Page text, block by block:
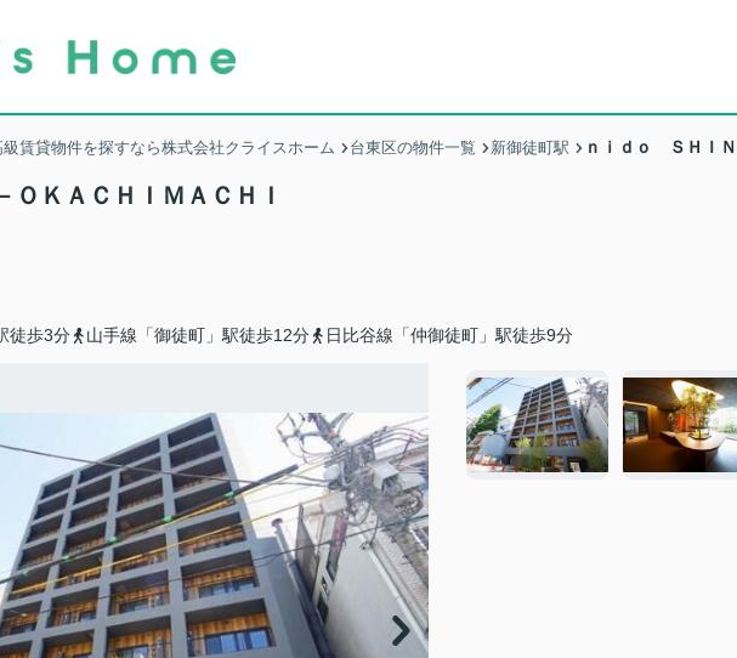
賃貸物件を探すなら株式会社クライスホーム 台東区の物件一覧 新御徒町駅 ｎｉｄｏ ＳＨＩ
ＫＡＣＨＩＭＡＣＨＩ
徒歩3分
山手線「御徒町」駅徒歩12分 日比谷線「仲御徒町」駅徒歩9分